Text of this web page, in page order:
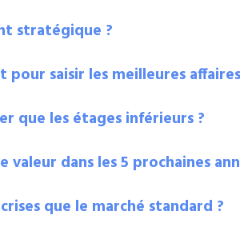
stratégique ?
saisir les meilleures
que les étages inférieurs ?
dans les 5 prochaines
que le marché standard ?